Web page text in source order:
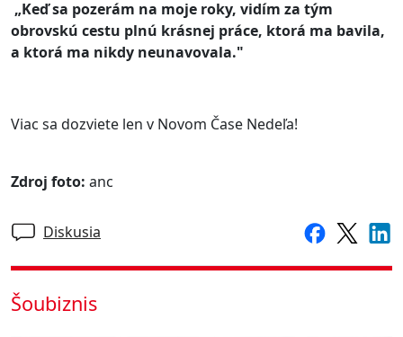
„Keď sa pozerám na moje roky, vidím za tým
obrovskú cestu plnú krásnej práce, ktorá ma bavila,
a ktorá ma nikdy neunavovala."
Viac sa dozviete len v Novom Čase Nedeľa!
Zdroj foto: anc
Diskusia
Šoubiznis